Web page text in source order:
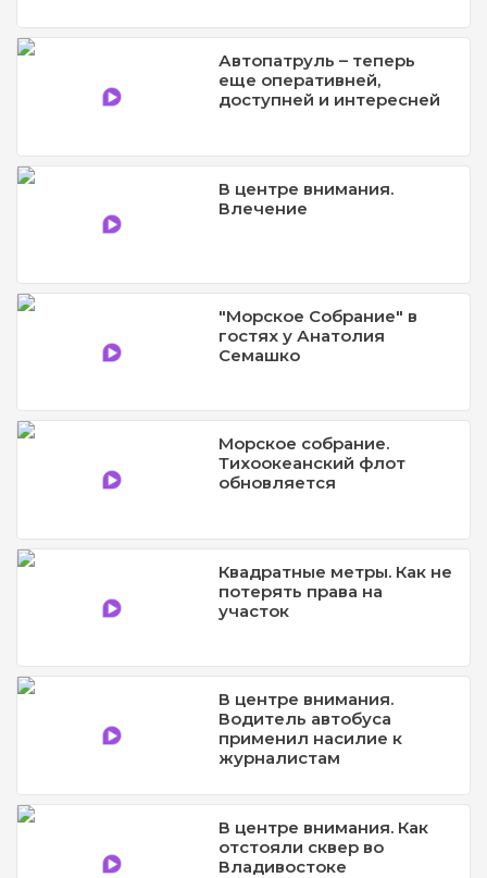
Автопатруль – теперь
еще оперативней,
доступней и интересней
В центре внимания.
Влечение
"Морское Собрание" в
гостях у Анатолия
Семашко
Морское собрание.
Тихоокеанский флот
обновляется
Квадратные метры. Как не
потерять права на
участок
В центре внимания.
Водитель автобуса
применил насилие к
журналистам
В центре внимания. Как
отстояли сквер во
Владивостоке